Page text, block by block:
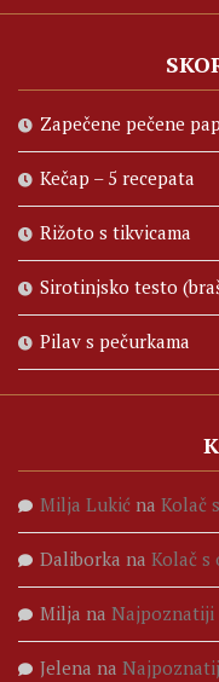
Zapečene pečene
Kečap – 5 recepata
Rižoto s tikvicama
Sirotinjsko testo
Pilav s pečurkama
Milja Lukić na Kolač
Daliborka na Kolač s
Milja na Najpoznatiji
Jelena na